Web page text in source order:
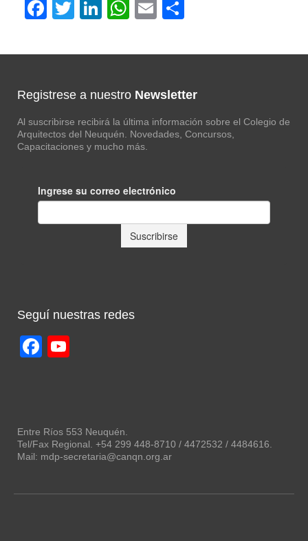
Facebook
Twitter
LinkedIn
WhatsApp
Email
Registrese a nuestro Newsletter
Al suscribirse recibirá la última información sobre el Colegio de
Arquitectos del Neuquén. Novedades, Concursos,
Capacitaciones y mucho más.
Seguí nuestras redes
Facebook
Entre Ríos 553 Neuquén.
Tel/Fax Regional. +54 299 448-8710 / 4472532 / 4484616.
Mail: mdp-secretaria@canqn.org.ar